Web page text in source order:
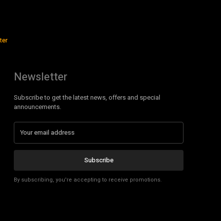
Newsletter
Subscribe to get the latest news, offers and special
announcements.
Subscribe
By subscribing, you're accepting to receive promotions.